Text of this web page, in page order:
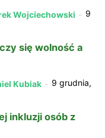
Wojciechowski - 9
się wolność a
Kubiak - 9 grudnia,
inkluzji osób z